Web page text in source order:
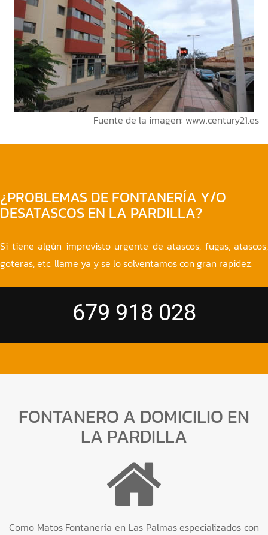
Fuente de la imagen: www.century21.es
¿PROBLEMAS DE FONTANERÍA Y/O
DESATASCOS EN LA PARDILLA?
Si tiene algún imprevisto urgente de atascos, fugas, atascos,
goteras, etc. llame ya y se lo solventamos con gran rapidez.
679 918 028
FONTANERO A DOMICILIO EN
LA PARDILLA
Como Matos Fontanería en Las Palmas especializados con